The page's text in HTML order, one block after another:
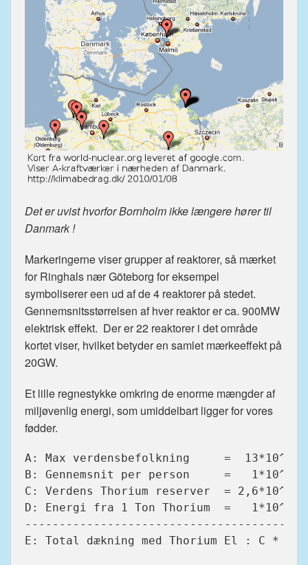
Det er uvist hvorfor Bornholm ikke længere hører til
Danmark !
Markeringerne viser grupper af reaktorer, så mærket
for Ringhals nær Göteborg for eksempel
symboliserer een ud af de 4 reaktorer på stedet.
Gennemsnitsstørrelsen af hver reaktor er ca. 900MW
elektrisk effekt. Der er 22 reaktorer i det område
kortet viser, hvilket betyder en samlet mærkeeffekt på
20GW.
Et lille regnestykke omkring de enorme mængder af
miljøvenlig energi, som umiddelbart ligger for vores
fødder.
A: Max verdensbefolkning     =  13*10^9
B: Gennemsnit per person     =   1*10^3
C: Verdens Thorium reserver  = 2,6*10^6
D: Energi fra 1 Ton Thorium  =   1*10^9
E: Total dækning med Thorium El : C * D